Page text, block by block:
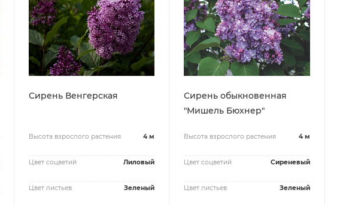
Сирень Венгерская
Высота взрослого растения 4 м
Цвет соцветий Лиловый
Цвет листьев Зеленый
Сирень обыкновенная
"Мишель Бюхнер"
Высота взрослого растения 4 м
Цвет соцветий Сиреневый
Цвет листьев Зеленый